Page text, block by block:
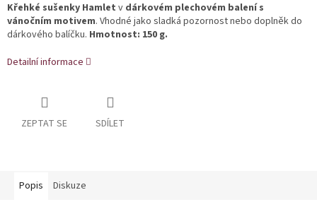
Křehké sušenky Hamlet v dárkovém plechovém balení s
vánočním motivem. Vhodné jako sladká pozornost nebo doplněk do
dárkového balíčku. Hmotnost: 150 g.
Detailní informace
ZEPTAT SE SDÍLET
Popis Diskuze